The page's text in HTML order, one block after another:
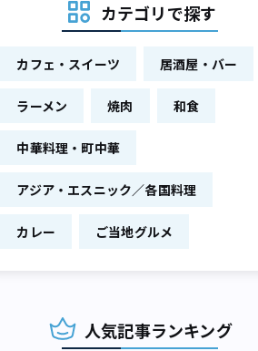
カテゴリで探す
カフェ・スイーツ 居酒屋・バー
ラーメン 焼肉 和食
中華料理・町中華
アジア・エスニック／各国料理
カレー ご当地グルメ
人気記事ランキング